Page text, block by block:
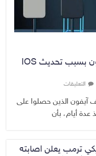
مشكلات خطيرة فى هواتف آيفون بسبب تحديث IOS
التعليقات
آيفون الذين حصلوا على
ترمب يعلن اصابته